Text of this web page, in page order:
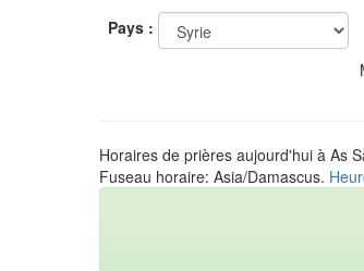
Pays :
Horaires de prières aujourd'hui à As
Fuseau horaire: Asia/Damascus.